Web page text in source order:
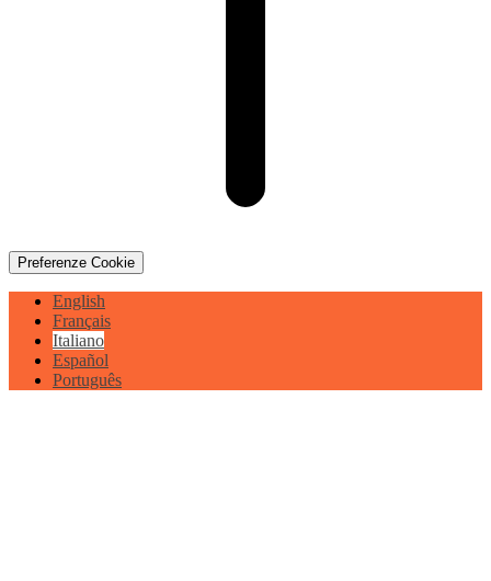
Preferenze Cookie
English
Français
Italiano
Español
Português